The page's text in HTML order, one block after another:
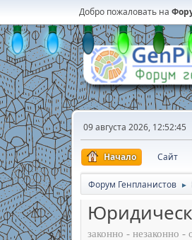
Добро пожаловать на
09 августа 2026, 12:52:45
Начало Сайт
Форум Генпланистов ►
законно - незаконно -